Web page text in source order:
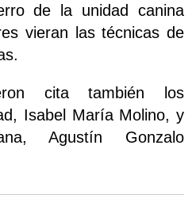
de la unidad canina
vieran las técnicas de
cita también los
Isabel María Molino, y
Agustín Gonzalo